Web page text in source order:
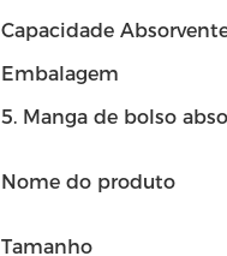
Capacidade
Embalagem
5. Manga de bolso
Nome do produto
Tamanho